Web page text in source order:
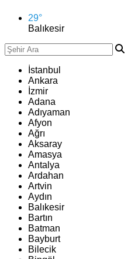
29°
Balıkesir
İstanbul
Ankara
İzmir
Adana
Adıyaman
Afyon
Ağrı
Aksaray
Amasya
Antalya
Ardahan
Artvin
Aydın
Balıkesir
Bartın
Batman
Bayburt
Bilecik